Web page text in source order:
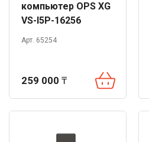
компьютер OPS XG
VS-I5P-16256
Арт. 65254
259 000 ₸